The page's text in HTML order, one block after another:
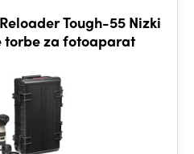
Tough-55 Nizki
torbe za fotoaparat